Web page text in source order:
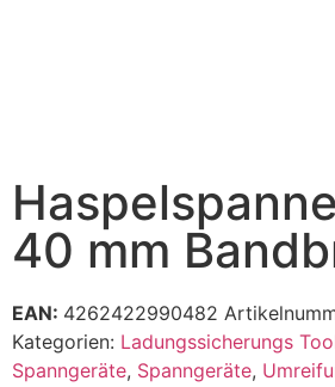
40 mm
EAN: 4262422990482
Kategorien: Ladungssicherungs
Spanngeräte, Spanngeräte,